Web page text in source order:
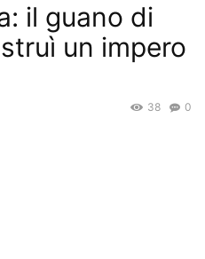
il guano di
un impero
0
38